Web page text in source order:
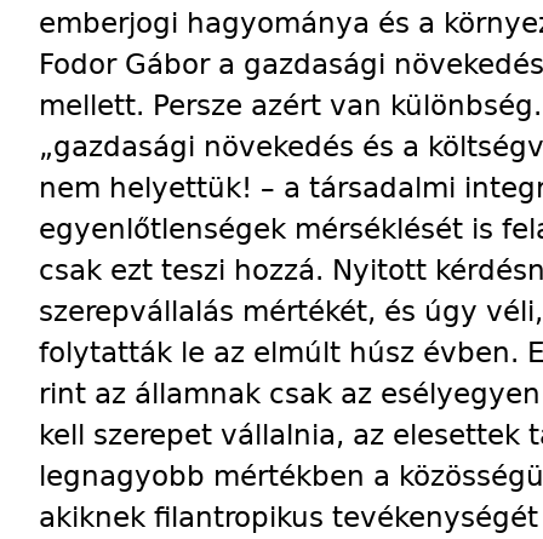
emberjogi hagyománya és a
Fodor Gábor a gazdasági
mellett. Persze azért van
„gazdasági növekedés és a
nem helyettük! – a társadalmi
egyenlőtlenségek mérséklését is
csak ezt teszi hozzá. Nyitott
szerepvállalás mértékét, és úgy
folytatták le az elmúlt húsz évben.
rint az államnak csak az
kell szerepet vállalnia, az elesettek
legnagyobb mértékben a
akiknek filantropikus